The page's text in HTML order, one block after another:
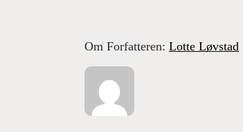
Om Forfatteren: Lotte Løvstad